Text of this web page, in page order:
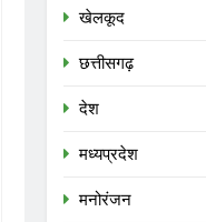
खेलकूद
छत्तीसगढ़
देश
मध्‍यप्रदेश
मनोरंजन